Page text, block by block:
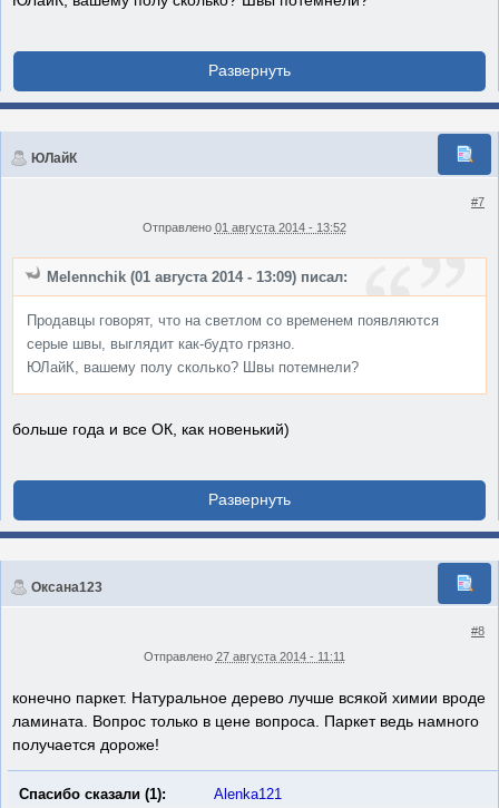
ЮЛайК
#7
Отправлено 01 августа 2014 - 13:52
Melennchik (01 августа 2014 - 13:09) писал:
Продавцы говорят, что на светлом со временем появляются
серые швы, выглядит как-будто грязно.
ЮЛайК, вашему полу сколько? Швы потемнели?
больше года и все ОК, как новенький)
Оксана123
#8
Отправлено 27 августа 2014 - 11:11
конечно паркет. Натуральное дерево лучше всякой химии вроде
ламината. Вопрос только в цене вопроса. Паркет ведь намного
получается дороже!
Спасибо сказали (1): Alenka121